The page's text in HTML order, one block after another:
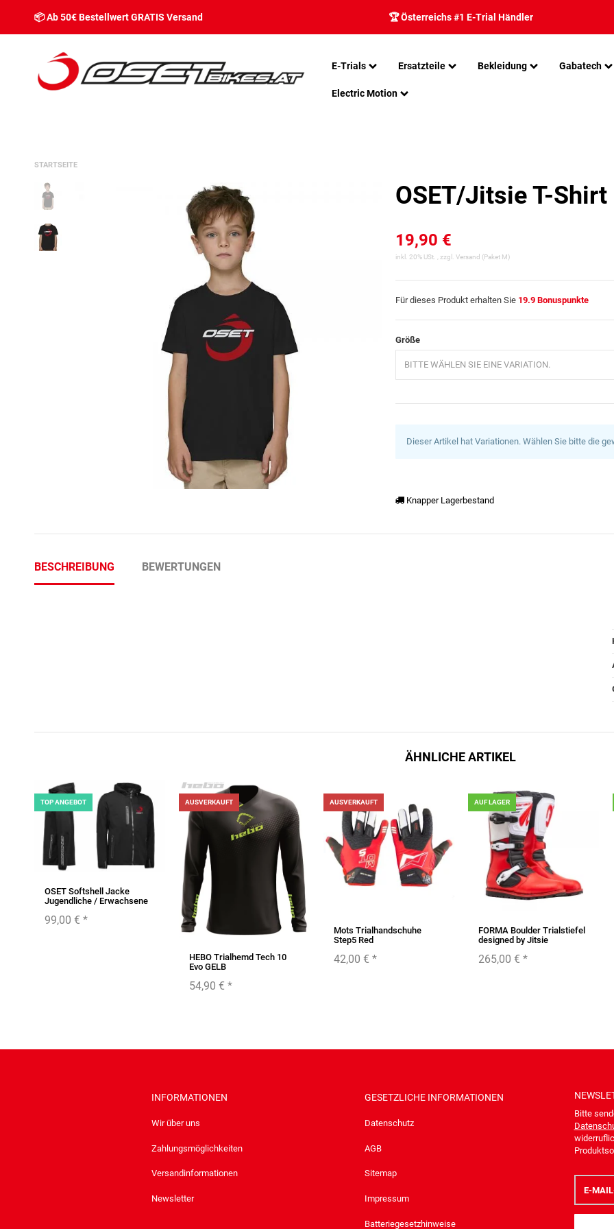
📦 Ab 50€ Bestellwert GRATIS Versand 🏆 Österreichs #1 E-Trial Händler
E-Trials Ersatzteile Bekleidung Gabatech
Electric Motion
STARTSEITE
OSET/Jitsie T-Shirt
19,90 €
inkl. 20% USt. , zzgl. Versand (Paket M)
Für dieses Produkt erhalten Sie 19.9Bonuspunkte
Größe
BITTE WÄHLEN SIE EINE VARIATION.
Dieser Artikel hat Variationen. Wählen Sie bitte die
Knapper Lagerbestand
BESCHREIBUNG BEWERTUNGEN
ÄHNLICHE ARTIKEL
TOP ANGEBOT
OSET Softshell Jacke
Jugendliche / Erwachsene
99,00 € *
AUSVERKAUFT
HEBO Trialhemd Tech 10
Evo GELB
54,90 € *
AUSVERKAUFT
Mots Trialhandschuhe
Step5 Red
42,00 € *
AUF LAGER
FORMA Boulder Trialstiefel
designed by Jitsie
265,00 € *
INFORMATIONEN
Wir über uns
Zahlungsmöglichkeiten
Versandinformationen
Newsletter
GESETZLICHE INFORMATIONEN
Datenschutz
AGB
Sitemap
Impressum
Batteriegesetzhinweise
Bitte
E-
Mail-